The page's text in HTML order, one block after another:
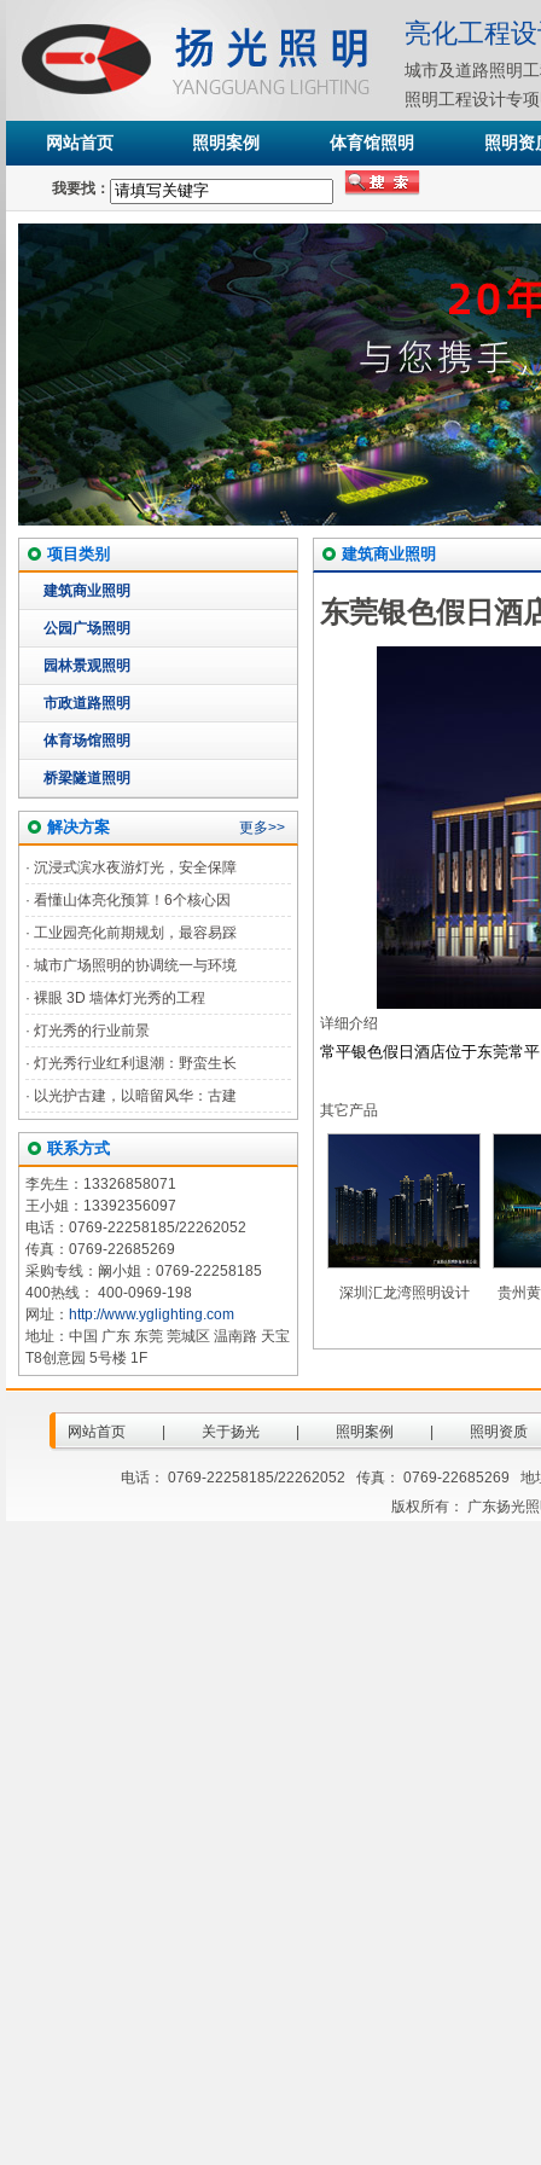
亮化工程
城市及道路照明
照明工程设计专
网站首页 照明案例 体育馆照明 照明资
我要找：
项目类别
建筑商业照明
公园广场照明
园林景观照明
市政道路照明
体育场馆照明
桥梁隧道照明
解决方案 更多>>
· 沉浸式滨水夜游灯光，安全保障
· 看懂山体亮化预算！6个核心因
· 工业园亮化前期规划，最容易踩
· 城市广场照明的协调统一与环境
· 裸眼 3D 墙体灯光秀的工程
· 灯光秀的行业前景
· 灯光秀行业红利退潮：野蛮生长
· 以光护古建，以暗留风华：古建
联系方式
李先生：13326858071
王小姐：13392356097
电话：0769-22258185/22262052
传真：0769-22685269
采购专线：阚小姐：0769-22258185
400热线： 400-0969-198
网址： http://www.yglighting.com
地址：中国 广东 东莞 莞城区 温南路 天宝
T8创意园 5号楼 1F
建筑商业照明
东莞银色假日酒
详细介绍
常平银色假日酒店位于东莞常
其它产品
深圳汇龙湾照明设计 贵州
网站首页 关于扬光 照明案例 照明资质
电话： 0769-22258185/22262052 传真： 0769-22685269 地
版权所有： 广东扬光